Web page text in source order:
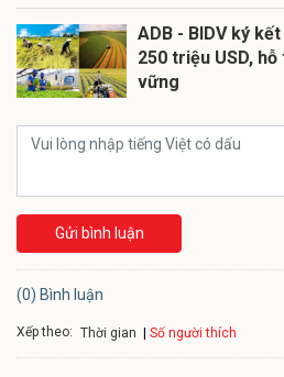
ADB - BIDV ký
250 triệu USD,
vững
Gửi bình luận
(0) Bình luận
Xếp theo: Thời gian Số người thích